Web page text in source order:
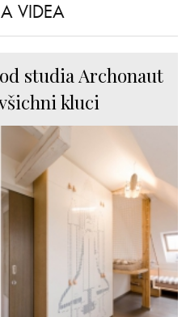
VIDEA
studia Archonaut
kluci